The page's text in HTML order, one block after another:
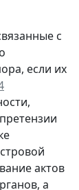
с
если их
актов
а